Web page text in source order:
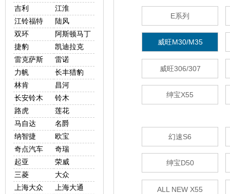
吉利
江淮
江铃福特
陆风
双环
阿斯顿马丁
捷豹
凯迪拉克
雷克萨斯
雷诺
力帆
长丰猎豹
林肯
昌河
长安铃木
铃木
路虎
莲花
马自达
名爵
纳智捷
欧宝
奇点汽车
奇瑞
起亚
荣威
三菱
大众
上海大众
上海大通
E系列
威旺M30/M35
威旺306/307
绅宝X55
幻速S6
绅宝D50
ALL NEW X55